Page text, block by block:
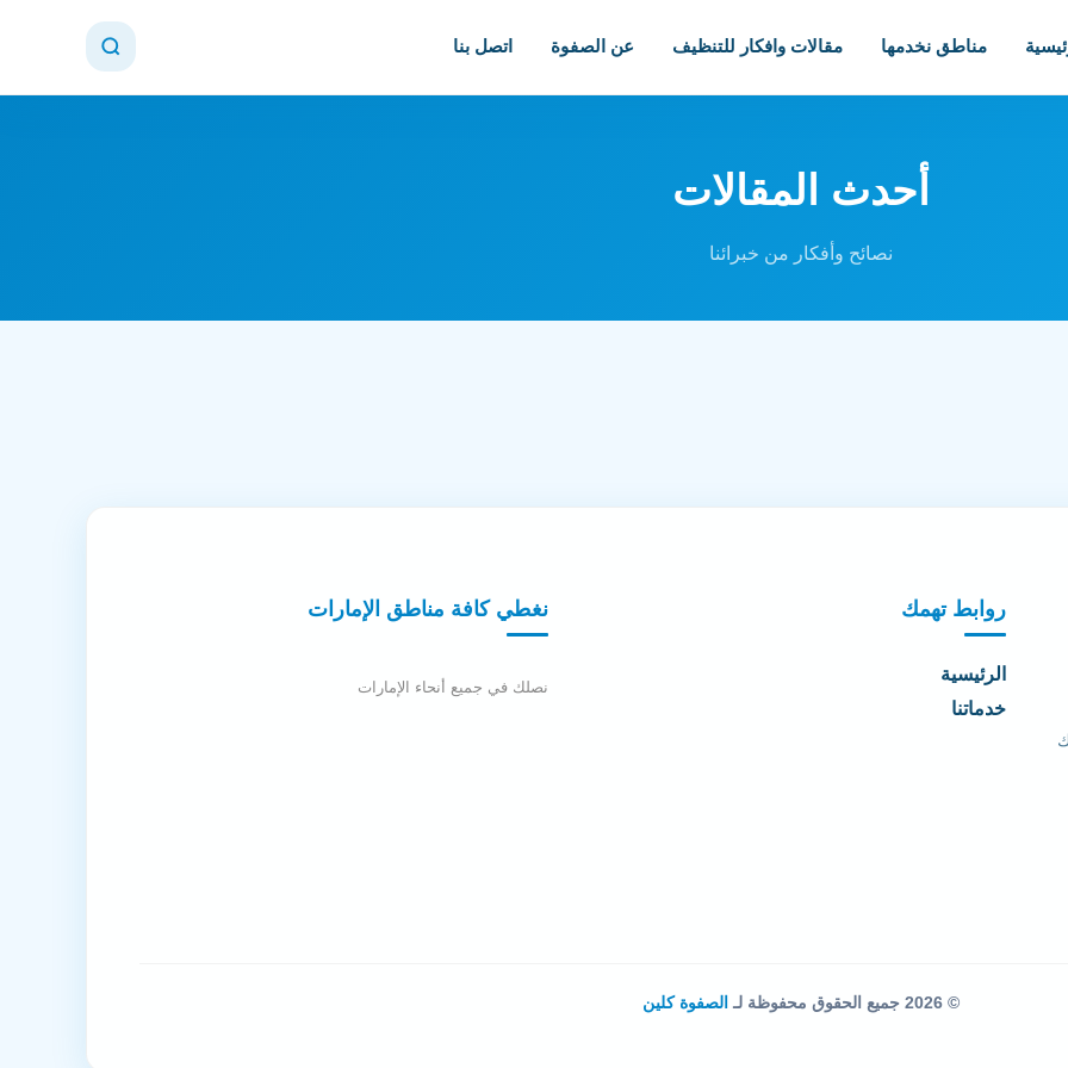
مناطق نخدمها مقالات وافكار للتنظيف عن الصفوة اتصل بنا
أحدث المقالات
نصائح وأفكار من خبرائنا
روابط تهمك
الرئيسية
خدماتنا
نغطي كافة مناطق الإمارات
نصلك في جميع أنحاء الإمارات
© 2026 جميع الحقوق محفوظة لـ الصفوة كلين